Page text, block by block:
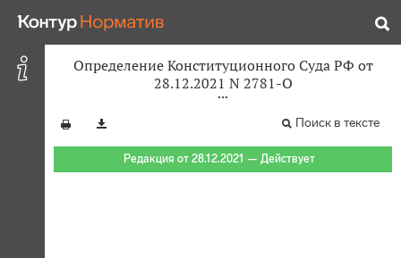
Определение Конституционного Суда РФ от
28.12.2021 N 2781-О
Поиск в тексте
Редакция от 28.12.2021 — Действует